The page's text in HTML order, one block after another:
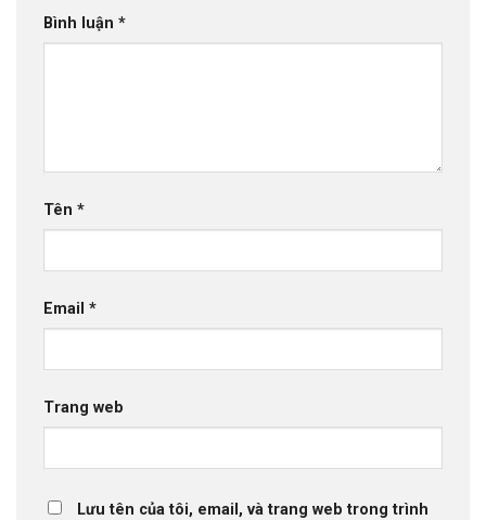
Bình luận *
Tên *
Email *
Trang web
Lưu tên của tôi, email, và trang web trong trình